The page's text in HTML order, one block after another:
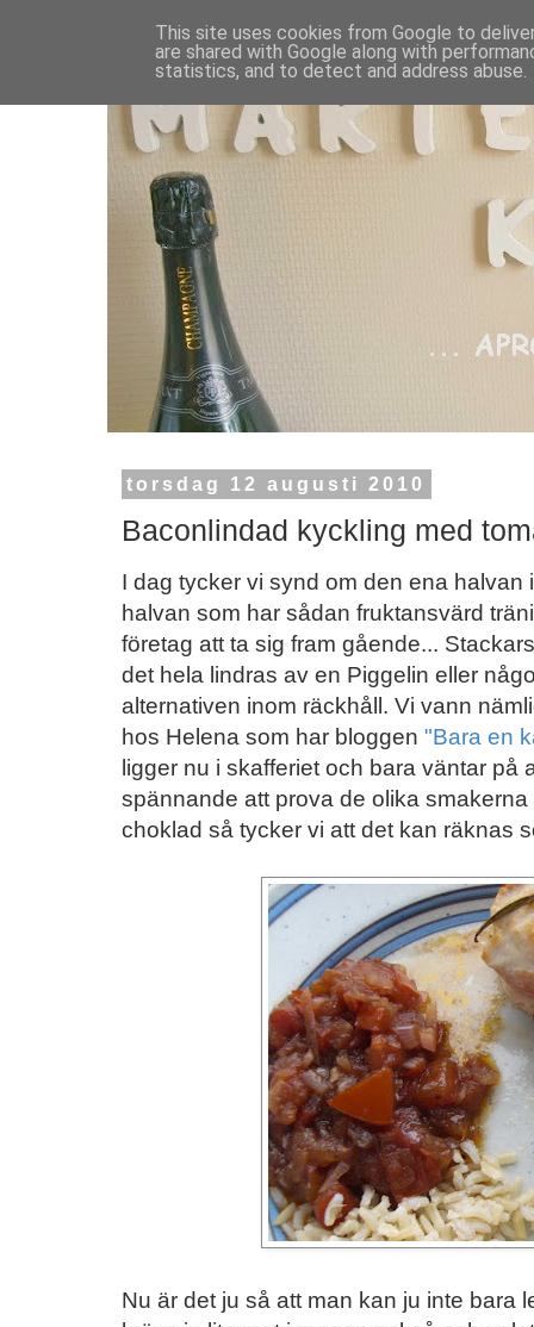
torsdag 12 augusti 2010
Baconlindad kyckling med
I dag tycker vi synd om den ena halvan
halvan som har sådan fruktansvärd
företag att ta sig fram gående...
det hela lindras av en Piggelin eller
alternativen inom räckhåll. Vi vann
hos Helena som har bloggen "Bara en
ligger nu i skafferiet och bara väntar på
spännande att prova de olika
choklad så tycker vi att det kan räknas
Nu är det ju så att man kan ju inte bara
This site uses cookies from Google to
are shared with Google along with
statistics, and to detect and address abuse.